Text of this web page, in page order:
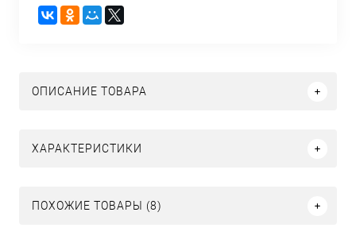
ОПИСАНИЕ ТОВАРА
ХАРАКТЕРИСТИКИ
ПОХОЖИЕ ТОВАРЫ (8)